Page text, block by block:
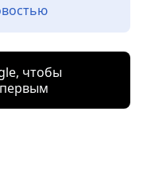
чтобы